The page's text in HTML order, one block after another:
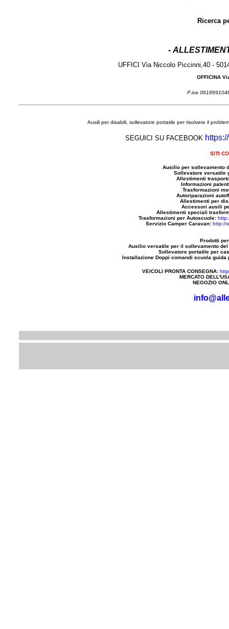
Ricerca
-
UFFICI Via Niccolo Piccinni,40 -
OFFICINA
P.iva
Ausili per disabili, sollevatore portatile per risolvere il
SEGUICI SU FACEBOOK
SITI
Ausilio per sollevamento
Sollevatore versatile
Allestimenti
Informazioni
Trasformazioni
Autoriparazioni
Allestimenti per
Accessori ausili
Allestimenti speciali
Trasformazioni per Autoscuole:
Servizio Camper Caravan: http://
Prodotti
Ausilio versatile per il sollevamento
Sollevatore portatile per
Installazione Doppi comandi scuola
VEICOLI PRONTA CONSEGNA:
MERCATO
NEGOZIO